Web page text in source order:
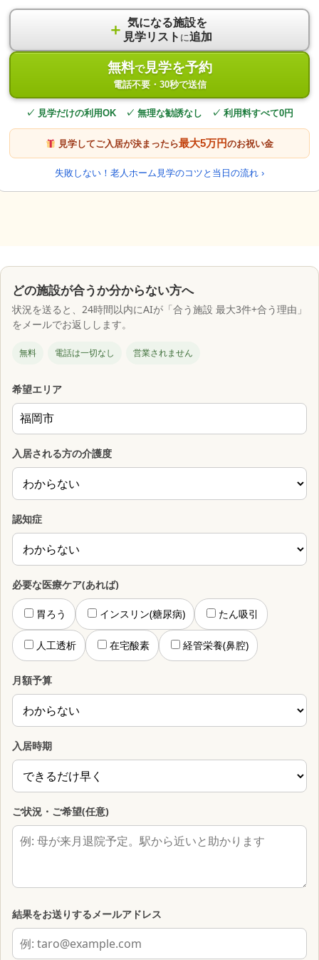
＋ 気になる施設を
見学リスト に追加
無料で見学を予約
電話不要・30秒で送信
✓ 見学だけの利用OK ✓ 無理な勧誘なし ✓ 利用料すべて0円
見学してご入居が決まったら最大5万円のお祝い金
失敗しない！老人ホーム見学のコツと当日の流れ ›
どの施設が合うか分からない方へ
状況を送ると、24時間以内にAIが「合う施設 最大3件+合う理由」
をメールでお返しします。
無料 電話は一切なし 営業されません
希望エリア
入居される方の介護度
認知症
必要な医療ケア(あれば)
胃ろう インスリン(糖尿病) たん吸引
人工透析 在宅酸素 経管栄養(鼻腔)
月額予算
入居時期
ご状況・ご希望(任意)
結果をお送りするメールアドレス